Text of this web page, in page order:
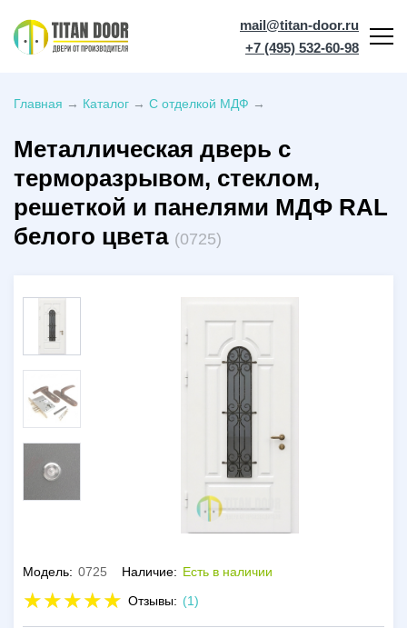
mail@titan-door.ru
+7 (495) 532-60-98
Главная → Каталог → С отделкой МДФ →
Металлическая дверь с
терморазрывом, стеклом,
решеткой и панелями МДФ RAL
белого цвета (0725)
Модель: 0725 Наличие: Есть в наличии
Отзывы: (1)